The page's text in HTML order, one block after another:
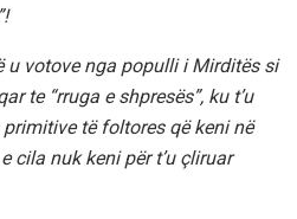
u votove nga populli i Mirditës si
te “rruga e shpresës”, ku t’u
të foltores që keni në
cila nuk keni për t’u çliruar